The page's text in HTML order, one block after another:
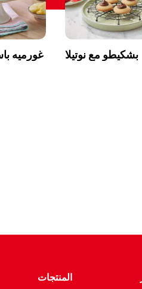
بشكيطو مع نوتيلا غورميه
المنتجات